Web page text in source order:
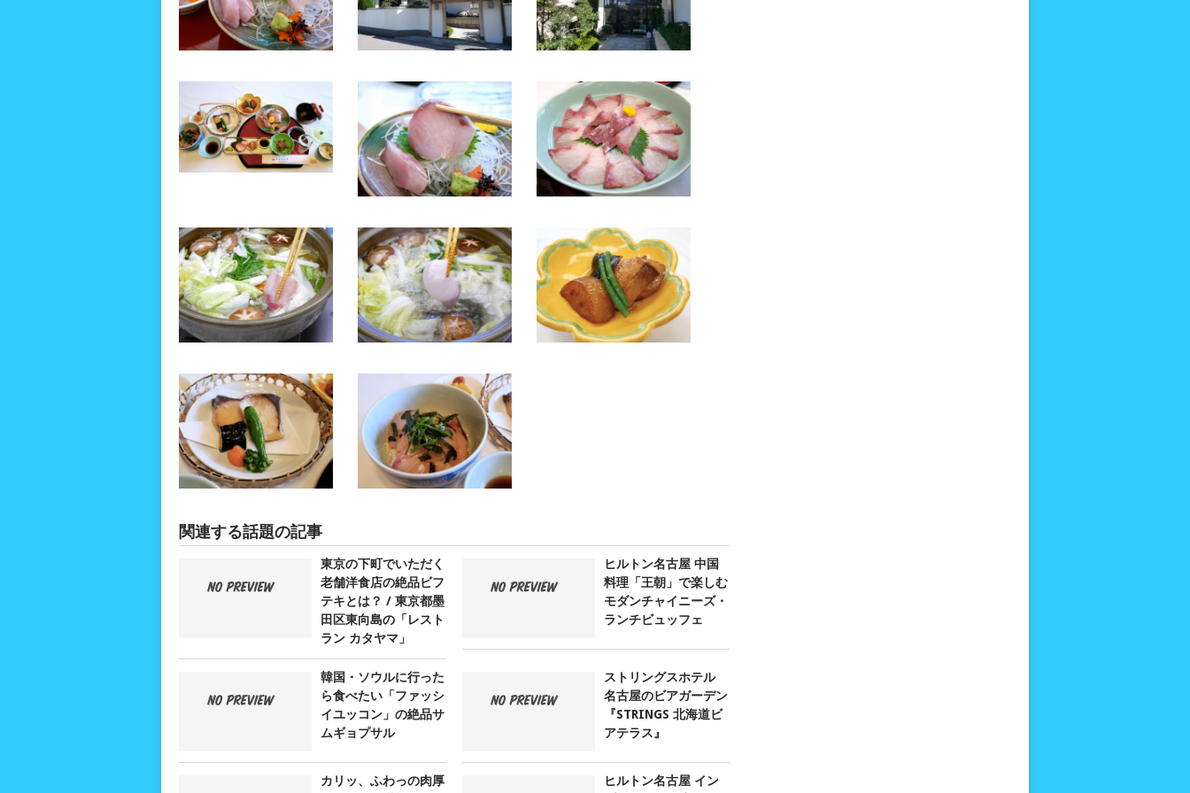
関連する話題の記事
東京の下町でいただく
老舗洋食店の絶品ビフ
テキとは？ / 東京都墨
田区東向島の「レスト
ラン カタヤマ」
ヒルトン名古屋 中国
料理「王朝」で楽しむ
モダンチャイニーズ・
ランチビュッフェ
韓国・ソウルに行った
ら食べたい「ファッシ
イユッコン」の絶品サ
ムギョプサル
ストリングスホテル
名古屋のビアガーデン
『STRINGS 北海道ビ
アテラス』
カリッ、ふわっの肉厚
ヒルトン名古屋 イン